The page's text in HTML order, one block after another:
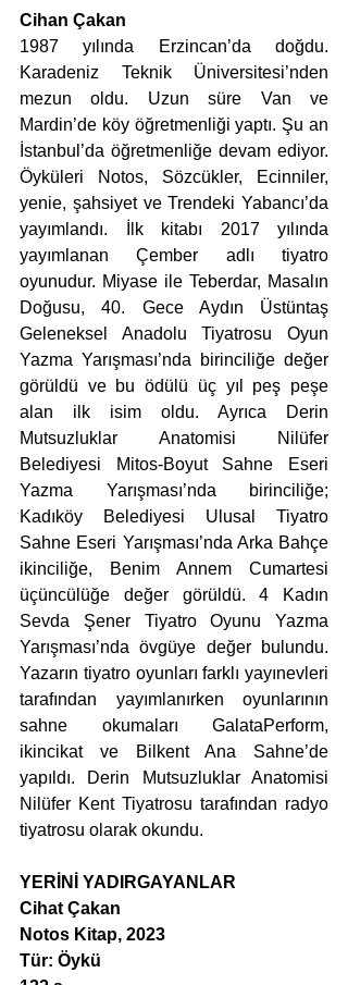
Cihan Çakan
1987 yılında Erzincan’da doğdu.
Karadeniz Teknik Üniversitesi’nden
mezun oldu. Uzun süre Van ve
Mardin’de köy öğretmenliği yaptı. Şu an
İstanbul’da öğretmenliğe devam ediyor.
Öyküleri Notos, Sözcükler, Ecinniler,
yenie, şahsiyet ve Trendeki Yabancı’da
yayımlandı. İlk kitabı 2017 yılında
yayımlanan Çember adlı tiyatro
oyunudur. Miyase ile Teberdar, Masalın
Doğusu, 40. Gece Aydın Üstüntaş
Geleneksel Anadolu Tiyatrosu Oyun
Yazma Yarışması’nda birinciliğe değer
görüldü ve bu ödülü üç yıl peş peşe
alan ilk isim oldu. Ayrıca Derin
Mutsuzluklar Anatomisi Nilüfer
Belediyesi Mitos-Boyut Sahne Eseri
Yazma Yarışması’nda birinciliğe;
Kadıköy Belediyesi Ulusal Tiyatro
Sahne Eseri Yarışması’nda Arka Bahçe
ikinciliğe, Benim Annem Cumartesi
üçüncülüğe değer görüldü. 4 Kadın
Sevda Şener Tiyatro Oyunu Yazma
Yarışması’nda övgüye değer bulundu.
Yazarın tiyatro oyunları farklı yayınevleri
tarafından yayımlanırken oyunlarının
sahne okumaları GalataPerform,
ikincikat ve Bilkent Ana Sahne’de
yapıldı. Derin Mutsuzluklar Anatomisi
Nilüfer Kent Tiyatrosu tarafından radyo
tiyatrosu olarak okundu.
YERİNİ YADIRGAYANLAR
Cihat Çakan
Notos Kitap, 2023
Tür: Öykü